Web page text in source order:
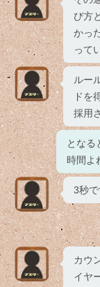
び方
かっ
って
ルー
ドを
採用
となる
時間よ
3秒で
カウ
イヤ